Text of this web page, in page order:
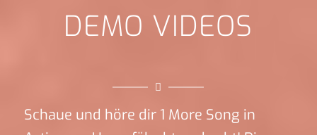
DEMO VIDEOS
Schaue und höre dir 1 More Song in